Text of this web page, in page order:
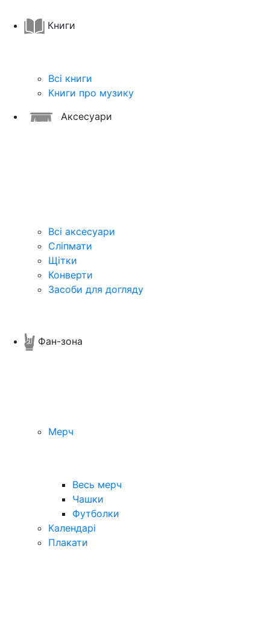
Книги
Всі книги
Книги про музику
Аксесуари
Всі аксесуари
Сліпмати
Щітки
Конверти
Засоби для догляду
Фан-зона
Мерч
Весь мерч
Чашки
Футболки
Календарі
Плакати